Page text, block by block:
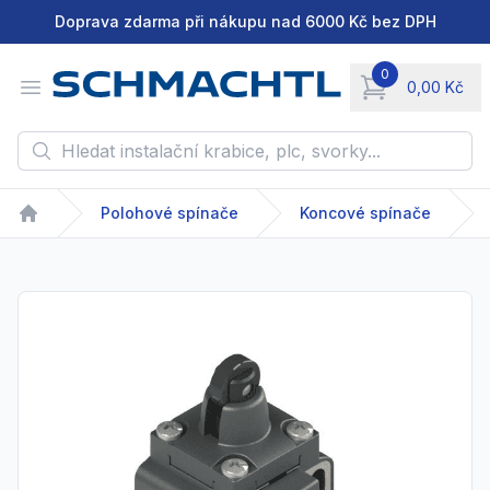
Doprava zdarma při nákupu nad 6000 Kč bez DPH
Open menu
0
0,00 Kč
items in cart,
Hledat instalační krabice, plc, svorky...
Home
Polohové spínače Koncové spínače